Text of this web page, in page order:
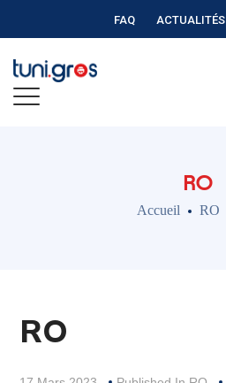
FAQ ACTUALITÉS
RO
Accueil RO
RO